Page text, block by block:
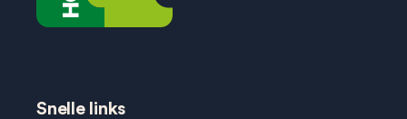
Snelle links